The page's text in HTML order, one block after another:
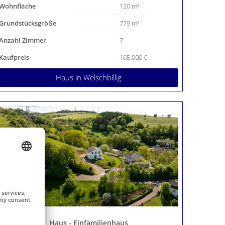
120 m²
779 m²
Zimmer
7
165.000 €
Haus in Welschbillig
Haus - Einfamilienhaus